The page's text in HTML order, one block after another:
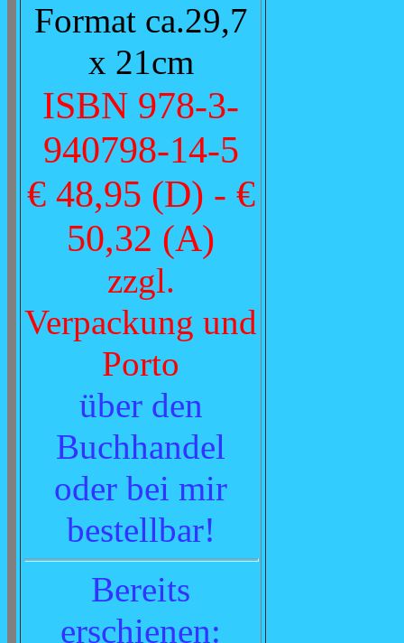
Format ca.29,7
x 21cm
ISBN 978-3-
940798-14-5
€ 48,95 (D) - €
50,32 (A)
zzgl.
Verpackung und
Porto
über den
Buchhandel
oder bei mir
bestellbar!
Bereits
erschienen: